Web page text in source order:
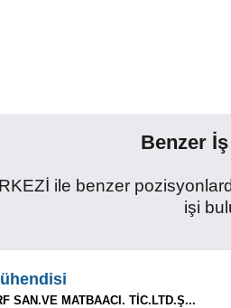
Benzer İş
ile benzer
işi
SAN.VE MATBAACI. TİC.LTD.Ş...